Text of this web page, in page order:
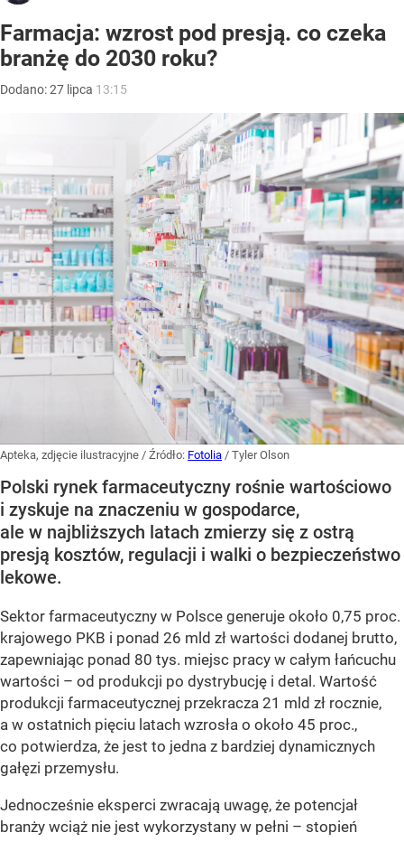
Farmacja: wzrost pod presją. co czeka
branżę do 2030 roku?
Dodano:27 lipca 13:15
Apteka, zdjęcie ilustracyjne / Źródło: Fotolia / Tyler Olson
Polski rynek farmaceutyczny rośnie wartościowo
i zyskuje na znaczeniu w gospodarce,
ale w najbliższych latach zmierzy się z ostrą
presją kosztów, regulacji i walki o bezpieczeństwo
lekowe.
Sektor farmaceutyczny w Polsce generuje około 0,75 proc.
krajowego PKB i ponad 26 mld zł wartości dodanej brutto,
zapewniając ponad 80 tys. miejsc pracy w całym łańcuchu
wartości – od produkcji po dystrybucję i detal. Wartość
produkcji farmaceutycznej przekracza 21 mld zł rocznie,
a w ostatnich pięciu latach wzrosła o około 45 proc.,
co potwierdza, że jest to jedna z bardziej dynamicznych
gałęzi przemysłu.
Jednocześnie eksperci zwracają uwagę, że potencjał
branży wciąż nie jest wykorzystany w pełni – stopień